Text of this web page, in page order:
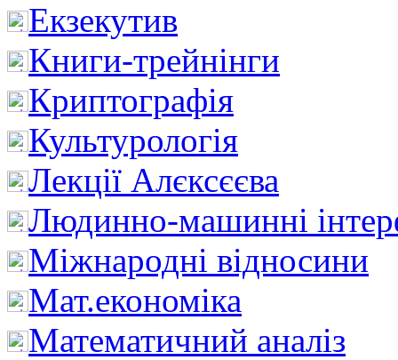
Екзекутив
Книги-трейнінги
Криптографія
Культурологія
Лекції Алєксєєва
Людинно-машинні
Міжнародні відносини
Мат.економіка
Математичний аналіз